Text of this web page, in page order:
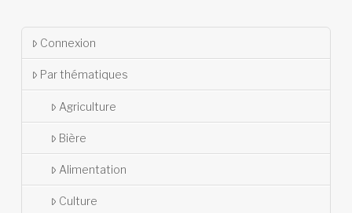
Connexion
Par thématiques
Agriculture
Bière
Alimentation
Culture